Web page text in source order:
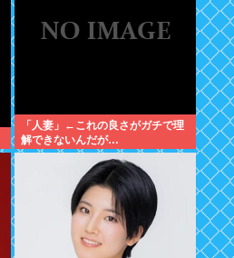
「人妻」←これの良さがガチで理
解できないんだが…